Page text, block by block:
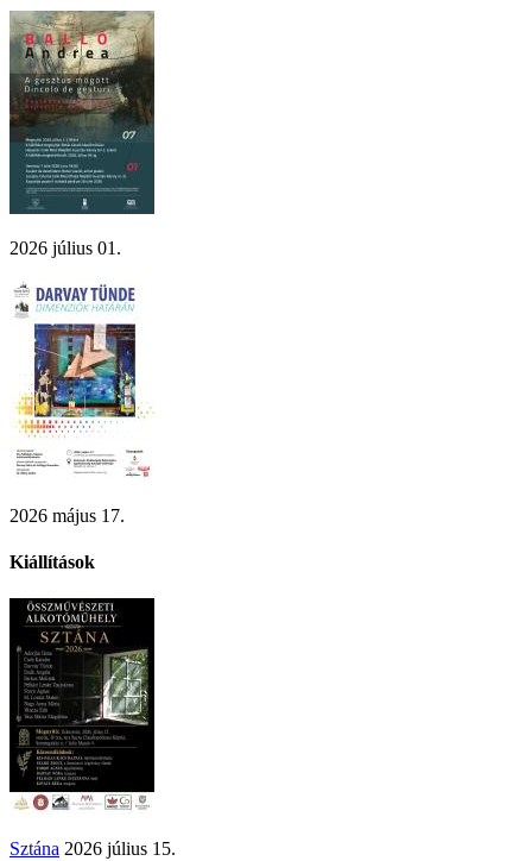
2026 július 01.
2026 május 17.
Kiállítások
Sztána 2026 július 15.